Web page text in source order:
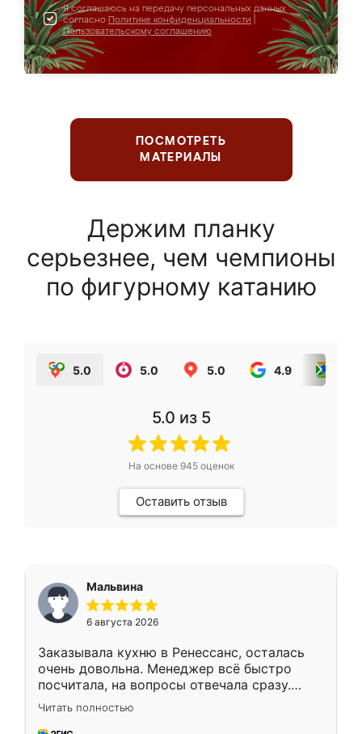
Я соглашаюсь на передачу персональных данных
согласно Политике конфиденциальности
Пользовательскому соглашению
ПОСМОТРЕТЬ
МАТЕРИАЛЫ
Держим планку
серьезнее, чем чемпионы
по фигурному катанию
5.0 5.0 5.0 4.9
5.0 из 5
На основе 945оценок
Оставить отзыв
Мальвина
6 августа 2026
Заказывала кухню в Ренессанс, осталась
очень довольна. Менеджер всё быстро
посчитала, на вопросы отвечала сразу.
Замерщик приехал в субботу, подошёл к
делу со всей ответственностью. Собрали
Читать полностью